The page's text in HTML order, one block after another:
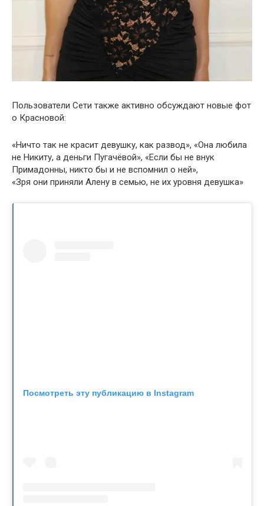
Пользователи Сети также активно обсуждают новые фот
о Красновой:
«Ничто так не красит девушку, как развод», «Она любила
не Никиту, а деньги Пугачёвой», «Если бы не внук
Примадонны, никто бы и не вспомнил о ней»,
«Зря они приняли Алену в семью, не их уровня девушка»
Посмотреть эту публикацию в Instagram